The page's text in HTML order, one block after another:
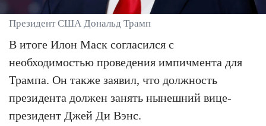
Президент США Дональд Трамп
В итоге Илон Маск согласился с
необходимостью проведения импичмента для
Трампа. Он также заявил, что должность
президента должен занять нынешний вице-
президент Джей Ди Вэнс.